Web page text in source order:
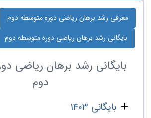
معرفی رشد برهان ریاضی دوره‌ متوسطه دوم
بایگانی رشد برهان ریاضی دوره‌ متوسطه دوم
بایگانی رشد برهان ریاضی
دوم
بایگانی 1403